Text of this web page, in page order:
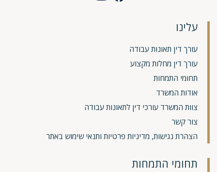
עלינו
עורך דין תאונות עבודה
עורך דין מחלות מקצוע
תחומי התמחות
אודות המשרד
צוות המשרד עורכי דין לתאונות עבודה
צור קשר
הצהרת נגישות, מדיניות פרטיות ותנאי שימוש באתר
תחומי התמחות